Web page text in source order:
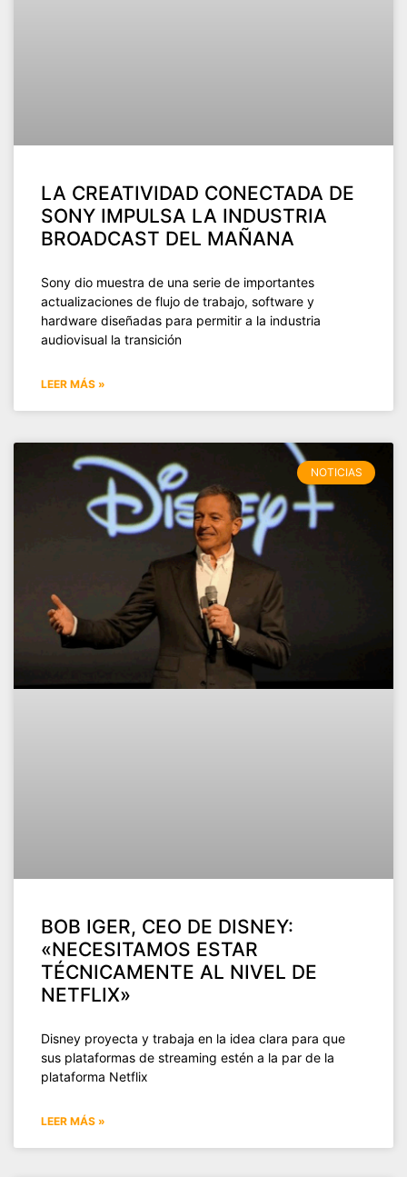
LA CREATIVIDAD CONECTADA DE
SONY IMPULSA LA INDUSTRIA
BROADCAST DEL MAÑANA
Sony dio muestra de una serie de importantes
actualizaciones de flujo de trabajo, software y
hardware diseñadas para permitir a la industria
audiovisual la transición
LEER MÁS »
NOTICIAS
BOB IGER, CEO DE DISNEY:
«NECESITAMOS ESTAR
TÉCNICAMENTE AL NIVEL DE
NETFLIX»
Disney proyecta y trabaja en la idea clara para que
sus plataformas de streaming estén a la par de la
plataforma Netflix
LEER MÁS »